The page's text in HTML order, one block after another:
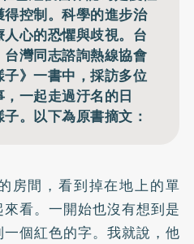
控制。科學的進步治
心的恐懼與歧視。台
灣同志諮詢熱線協會
》一書中，採訪多位
一起走過汙名的日
。以下為原書摘文：
房間，看到掉在地上的單
看。一開始也沒有想到是
個紅色的字。我就說，他